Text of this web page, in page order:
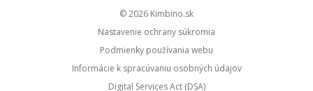
© 2026
kimbino.sk
Nastavenie ochrany súkromia
Podmienky používania webu
Informácie k spracúvaniu osobných údajov
Digital Services Act (DSA)